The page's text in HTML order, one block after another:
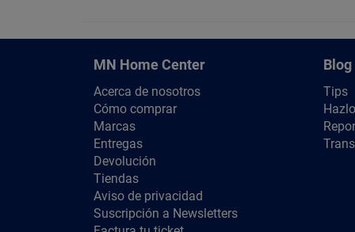
MN Home Center
Acerca de nosotros
Cómo comprar
Marcas
Entregas
Devolución
Tiendas
Aviso de privacidad
Suscripción a Newsletters
Blog
Tips